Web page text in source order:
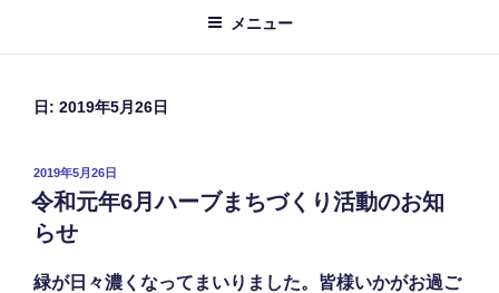
メニュー
日: 2019年5月26日
投
稿
日:
2019年5月26日
令和元年6月ハーブまちづくり活動のお知
らせ
緑が日々濃くなってまいりました。皆様いかがお過ご